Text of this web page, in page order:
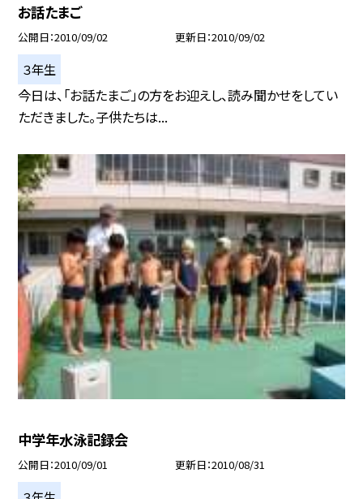
お話たまご
公開日 2010/09/02 更新日 2010/09/02
３年生
今日は、「お話たまご」の方をお迎えし、読み聞かせをしてい
ただきました。子供たちは...
中学年水泳記録会
公開日 2010/09/01 更新日 2010/08/31